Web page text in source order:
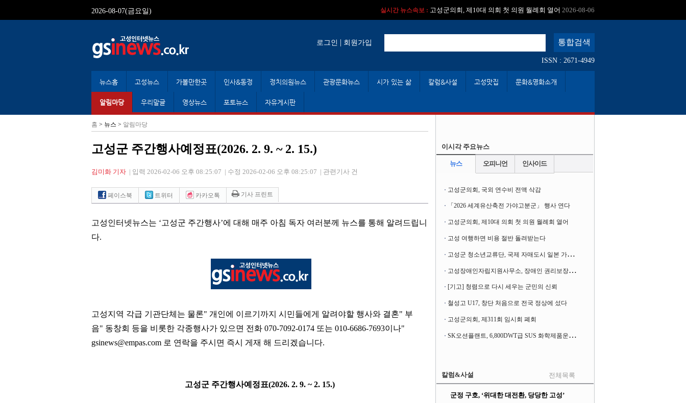
2026-08-07(금요일) 실시간 뉴스속보 : 고성군의회, 제10대 의회 첫 의원 월례회 열어 2026-08-06
로그인 | 회원가입
ISSN : 2671-4949
뉴스홈 고성뉴스 가볼만한곳 인사&동정 정치의원뉴스 관광문화뉴스 시가 있는 삶 칼럼&사설 고성맛집 문화&영화소개
알림마당 우리말글 영상뉴스 포토뉴스 자유게시판
홈 > 뉴스 > 알림마당
고성군 주간행사예정표(2026. 2. 9. ~ 2. 15.)
김미화 기자 입력 2026-02-06 오후 08:25:07 수정 2026-02-06 오후 08:25:07 관련기사 건
페이스북 트위터 카카오톡 기사 프린트
고성인터넷뉴스는 ‘고성군 주간행사’에 대해 매주 아침 독자 여러분께 뉴스를 통해 알려드립니
다.
고성지역 각급 기관단체는 물론" 개인에 이르기까지 시민들에게 알려야할 행사와 결혼" 부
음" 동창회 등을 비롯한 각종행사가 있으면 전화 070-7092-0174 또는 010-6686-7693이나"
gsinews@empas.com 로 연락을 주시면 즉시 게재 해 드리겠습니다.
고성군 주간행사예정표(2026. 2. 9. ~ 2. 15.)
이시각 주요뉴스
뉴스 오피니언 인사이드
고성군의회, 국외 연수비 전액 삭감
「2026 세계유산축전 가야고분군」 행사 연다
고성군의회, 제10대 의회 첫 의원 월례회 열어
고성 여행하면 비용 절반 돌려받는다
고
성군 청소년교류단, 국제 자매도시 일본 가사오카시 찾아
고
성장애인자립지원사무소, 장애인 권리보장 촉구 1인 시위 벌여
[기고] 청렴으로 다시 세우는 군민의 신뢰
철성고 U17, 창단 처음으로 전국 정상에 섰다
고성군의회, 제311회 임시회 폐회
S
K오션플랜트, 6,800DWT급 SUS 화학제품운반선 2척 수주
칼럼&사설 전체목록
군정 구호, ‘위대한 대전환, 당당한 고성’